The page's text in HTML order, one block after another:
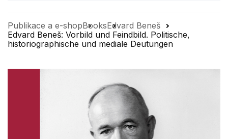
Publikace a e-shopBooksEdvard Beneš
Edvard Beneš: Vorbild und Feindbild. Politische,
historiographische und mediale Deutungen